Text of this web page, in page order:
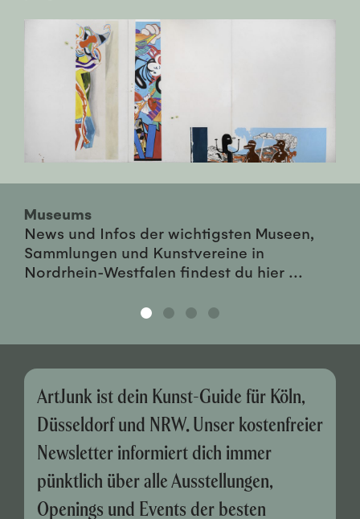
Museums
News und Infos der wichtigsten Museen,
Sammlungen und Kunstvereine in
Nordrhein-Westfalen findest du hier ...
ArtJunk ist dein Kunst-Guide für Köln,
Düsseldorf und NRW. Unser kostenfreier
Newsletter informiert dich immer
pünktlich über alle Ausstellungen,
Openings und Events der besten